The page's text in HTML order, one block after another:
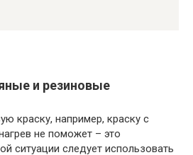
и резиновые
краску, например, краску с
не поможет – это
ситуации следует использовать